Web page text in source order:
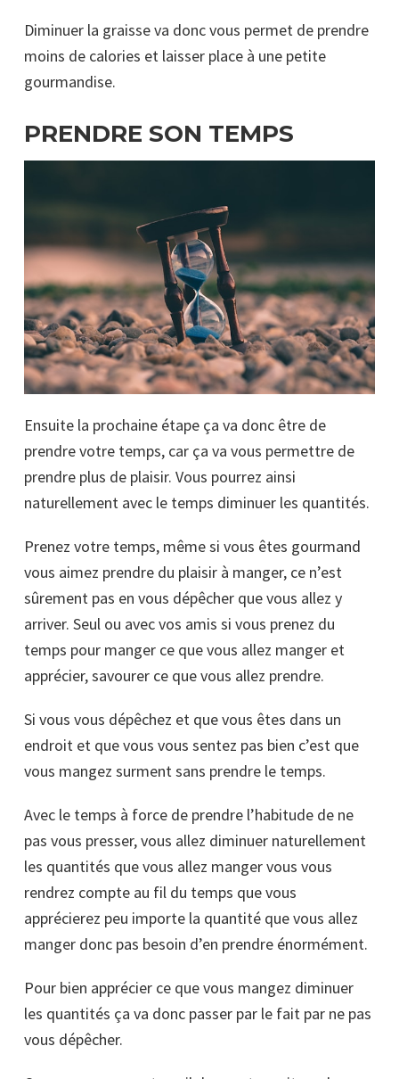
Diminuer la graisse va donc vous permet de prendre
moins de calories et laisser place à une petite
gourmandise.
PRENDRE SON TEMPS
Ensuite la prochaine étape ça va donc être de
prendre votre temps, car ça va vous permettre de
prendre plus de plaisir. Vous pourrez ainsi
naturellement avec le temps diminuer les quantités.
Prenez votre temps, même si vous êtes gourmand
vous aimez prendre du plaisir à manger, ce n’est
sûrement pas en vous dépêcher que vous allez y
arriver. Seul ou avec vos amis si vous prenez du
temps pour manger ce que vous allez manger et
apprécier, savourer ce que vous allez prendre.
Si vous vous dépêchez et que vous êtes dans un
endroit et que vous vous sentez pas bien c’est que
vous mangez surment sans prendre le temps.
Avec le temps à force de prendre l’habitude de ne
pas vous presser, vous allez diminuer naturellement
les quantités que vous allez manger vous vous
rendrez compte au fil du temps que vous
apprécierez peu importe la quantité que vous allez
manger donc pas besoin d’en prendre énormément.
Pour bien apprécier ce que vous mangez diminuer
les quantités ça va donc passer par le fait par ne pas
vous dépêcher.